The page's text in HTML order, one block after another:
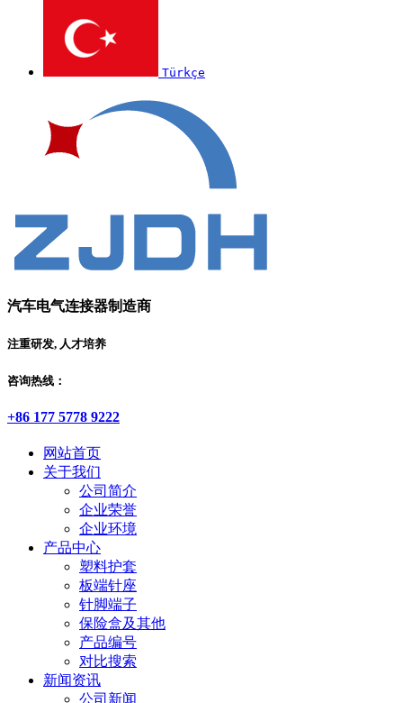
Türkçe
汽车电气连接器制造商
注重研发, 人才培养
咨询热线：
+86 177 5778 9222
网站首页
关于我们
公司简介
企业荣誉
企业环境
产品中心
塑料护套
板端针座
针脚端子
保险盒及其他
产品编号
对比搜索
新闻资讯
公司新闻